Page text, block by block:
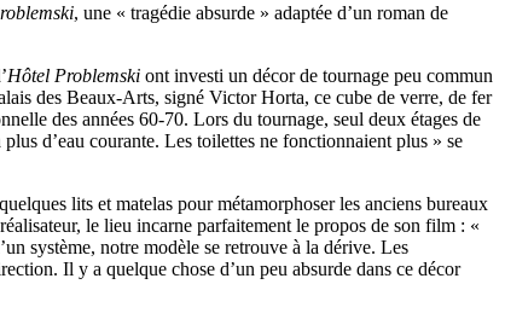
, une « tragédie absurde » adaptée d’un roman de
Hôtel Problemskiont investi un décor de tournage peu commun
des Beaux-Arts, signé Victor Horta, ce cube de verre, de fer
des années 60-70. Lors du tournage, seul deux étages de
d’eau courante. Les toilettes ne fonctionnaient plus » se
lits et matelas pour métamorphoser les anciens bureaux
le lieu incarne parfaitement le propos de son film : «
système, notre modèle se retrouve à la dérive. Les
Il y a quelque chose d’un peu absurde dans ce décor